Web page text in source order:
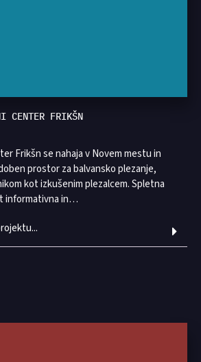
CENTER FRIKŠN
Frikšn se nahaja v Novem mestu in
prostor za balvansko plezanje,
kot izkušenim plezalcem. Spletna
informativna in…